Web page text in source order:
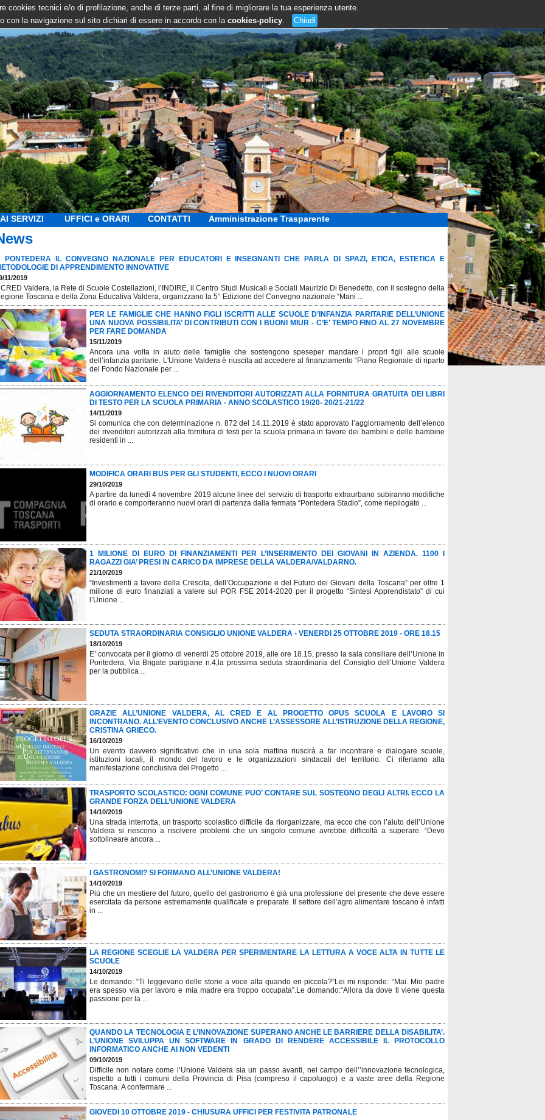
cookies tecnici e/o di profilazione, anche di terze parti, al fine di migliorare la tua esperienza utente.
con la navigazione sul sito dichiari di essere in accordo con la cookies-policy. Chiudi
SERVIZI UFFICI e ORARI CONTATTI Amministrazione Trasparente
PONTEDERA IL CONVEGNO NAZIONALE PER EDUCATORI E INSEGNANTI CHE PARLA DI SPAZI, ETICA, ESTETICA E
DI APPRENDIMENTO INNOVATIVE
11/2019
Valdera, la Rete di Scuole Costellazioni, l’INDIRE, il Centro Studi Musicali e Sociali Maurizio Di Benedetto, con il sostegno della
Toscana e della Zona Educativa Valdera, organizzano la 5° Edizione del Convegno nazionale “Mani ...
PER LE FAMIGLIE CHE HANNO FIGLI ISCRITTI ALLE SCUOLE D’INFANZIA PARITARIE DELL’UNIONE
UNA NUOVA POSSIBILITA’ DI CONTRIBUTI CON I BUONI MIUR - C’E’ TEMPO FINO AL 27 NOVEMBRE
PER FARE DOMANDA
15/11/2019
Ancora una volta in aiuto delle famiglie che sostengono speseper mandare i propri figli alle scuole
dell’infanzia paritarie. L'Unione Valdera è riuscita ad accedere al finanziamento “Piano Regionale di riparto
del Fondo Nazionale per ...
AGGIORNAMENTO ELENCO DEI RIVENDITORI AUTORIZZATI ALLA FORNITURA GRATUITA DEI LIBRI
DI TESTO PER LA SCUOLA PRIMARIA - ANNO SCOLASTICO 19/20- 20/21-21/22
14/11/2019
Si comunica che con determinazione n. 872 del 14.11.2019 è stato approvato l’aggiornamento dell’elenco
dei rivenditori autorizzati alla fornitura di testi per la scuola primaria in favore dei bambini e delle bambine
residenti in ...
MODIFICA ORARI BUS PER GLI STUDENTI, ECCO I NUOVI ORARI
29/10/2019
A partire da lunedì 4 novembre 2019 alcune linee del servizio di trasporto extraurbano subiranno modifiche
di orario e comporteranno nuovi orari di partenza dalla fermata “Pontedera Stadio”, come riepilogato ...
1 MILIONE DI EURO DI FINANZIAMENTI PER L’INSERIMENTO DEI GIOVANI IN AZIENDA. 1100 I
RAGAZZI GIA’ PRESI IN CARICO DA IMPRESE DELLA VALDERA/VALDARNO.
21/10/2019
“Investimenti a favore della Crescita, dell’Occupazione e del Futuro dei Giovani della Toscana” per oltre 1
milione di euro finanziati a valere sul POR FSE 2014-2020 per il progetto “Sintesi Apprendistato” di cui
l’Unione ...
SEDUTA STRAORDINARIA CONSIGLIO UNIONE VALDERA - VENERDI 25 OTTOBRE 2019 - ORE 18.15
18/10/2019
E’ convocata per il giorno di venerdi 25 ottobre 2019, alle ore 18.15, presso la sala consiliare dell’Unione in
Pontedera, Via Brigate partigiane n.4,la prossima seduta straordinaria del Consiglio dell’Unione Valdera
per la pubblica ...
GRAZIE ALL’UNIONE VALDERA, AL CRED E AL PROGETTO OPUS SCUOLA E LAVORO SI
INCONTRANO. ALL’EVENTO CONCLUSIVO ANCHE L’ASSESSORE ALL’ISTRUZIONE DELLA REGIONE,
CRISTINA GRIECO.
16/10/2019
Un evento davvero significativo che in una sola mattina riuscirà a far incontrare e dialogare scuole,
istituzioni locali, il mondo del lavoro e le organizzazioni sindacali del territorio. Ci riferiamo alla
manifestazione conclusiva del Progetto ...
TRASPORTO SCOLASTICO: OGNI COMUNE PUO’ CONTARE SUL SOSTEGNO DEGLI ALTRI. ECCO LA
GRANDE FORZA DELL’UNIONE VALDERA
14/10/2019
Una strada interrotta, un trasporto scolastico difficile da riorganizzare, ma ecco che con l’aiuto dell’Unione
Valdera si riescono a risolvere problemi che un singolo comune avrebbe difficoltà a superare. “Devo
sottolineare ancora ...
I GASTRONOMI? SI FORMANO ALL’UNIONE VALDERA!
14/10/2019
Più che un mestiere del futuro, quello del gastronomo è già una professione del presente che deve essere
esercitata da persone estremamente qualificate e preparate. Il settore dell’agro alimentare toscano è infatti
in ...
LA REGIONE SCEGLIE LA VALDERA PER SPERIMENTARE LA LETTURA A VOCE ALTA IN TUTTE LE
SCUOLE
14/10/2019
Le domando: “Ti leggevano delle storie a voce alta quando eri piccola?”Lei mi risponde: “Mai. Mio padre
era spesso via per lavoro e mia madre era troppo occupata”.Le domando:“Allora da dove ti viene questa
passione per la ...
QUANDO LA TECNOLOGIA E L’INNOVAZIONE SUPERANO ANCHE LE BARRIERE DELLA DISABILITA’.
L’UNIONE SVILUPPA UN SOFTWARE IN GRADO DI RENDERE ACCESSIBILE IL PROTOCOLLO
INFORMATICO ANCHE AI NON VEDENTI
09/10/2019
Difficile non notare come l’Unione Valdera sia un passo avanti, nel campo dell’’innovazione tecnologica,
rispetto a tutti i comuni della Provincia di Pisa (compreso il capoluogo) e a vaste aree della Regione
Toscana. A confermare ...
GIOVEDI 10 OTTOBRE 2019 - CHIUSURA UFFICI PER FESTIVITA PATRONALE